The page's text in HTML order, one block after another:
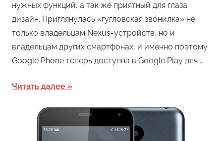
нужных функций, а так же приятный для глаза
дизайн. Приглянулась «гугловская звонилка» не
только владельцам Nexus-устройств, но и
владельцам других смартфонах, и именно поэтому
Google Phone теперь доступна в Google Play для …
Читать далее